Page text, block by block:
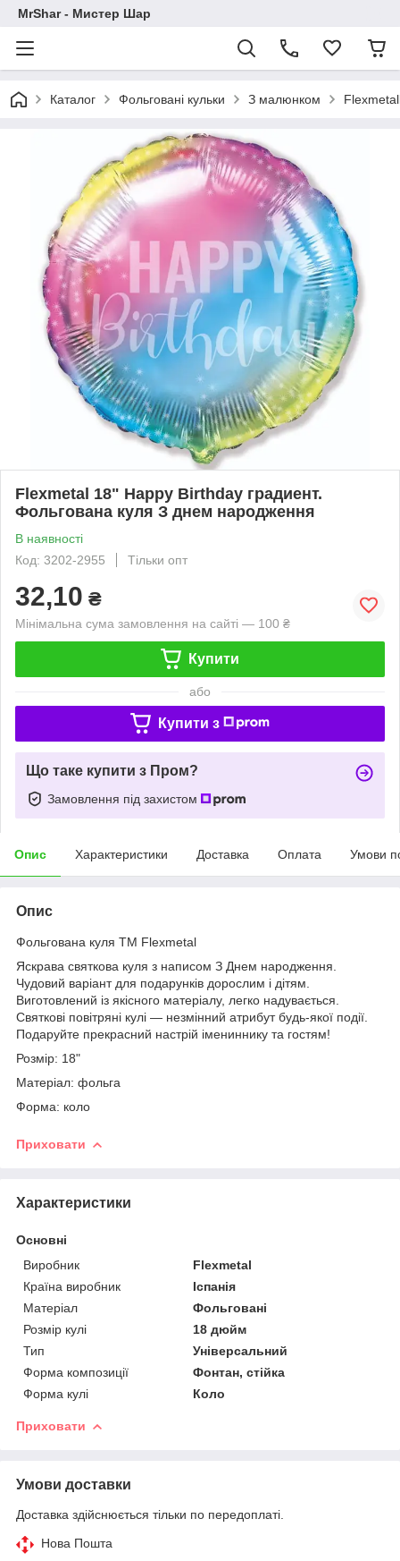
MrShar - Мистер Шар
Каталог Фольговані кульки З малюнком
Flexmetal 18" Happy Birthday градиент.
Фольгована куля З днем народження
В наявності
Код: 3202-2955
Тільки опт
32,10 ₴
Мінімальна сума замовлення на сайті — 100 ₴
Купити
або
Купити з
Що таке купити з Пром?
Замовлення під захистом
Опис Характеристики Доставка Оплата Умови
Опис
Фольгована куля ТМ Flexmetal
Яскрава святкова куля з написом З Днем народження.
Чудовий варіант для подарунків дорослим і дітям.
Виготовлений із якісного матеріалу, легко надувається.
Святкові повітряні кулі — незмінний атрибут будь-якої події.
Подаруйте прекрасний настрій імениннику та гостям!
Розмір: 18"
Матеріал: фольга
Форма: коло
Приховати
Характеристики
Основні
Виробник
Flexmetal
Країна виробник
Іспанія
Матеріал
Фольговані
Розмір кулі
18 дюйм
Тип
Універсальний
Форма композиції
Фонтан, стійка
Форма кулі
Коло
Приховати
Умови доставки
Доставка здійснюється тільки по передоплаті.
Нова Пошта